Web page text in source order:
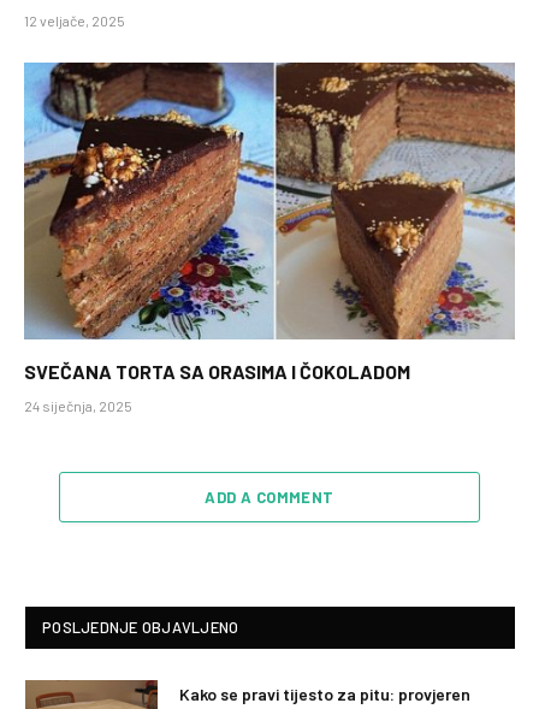
12 veljače, 2025
SVEČANA TORTA SA ORASIMA I ČOKOLADOM
24 siječnja, 2025
ADD A COMMENT
POSLJEDNJE OBJAVLJENO
Kako se pravi tijesto za pitu: provjeren